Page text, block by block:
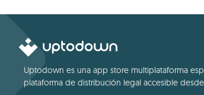
Uptodown es una app store multiplataforma
plataforma de distribución legal accesible